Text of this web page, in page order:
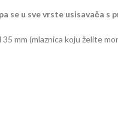
se u sve vrste usisavača s
35 mm (mlaznica koju želite